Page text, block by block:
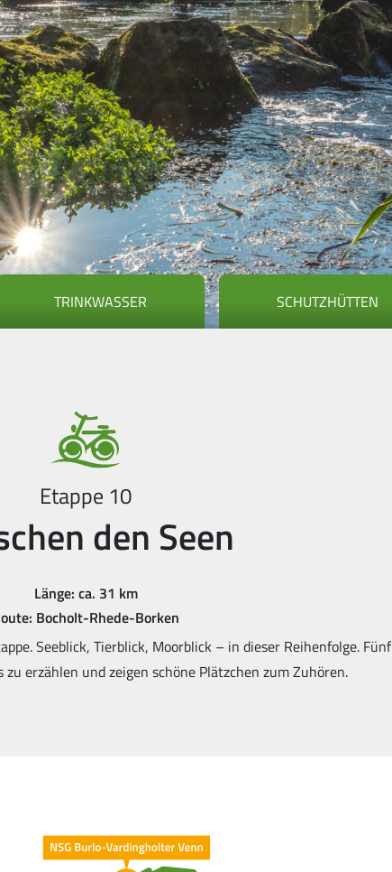
TRINKWASSER SCHUTZHÜTTEN
Etappe 10
den Seen
Länge: ca. 31 km
Bocholt-Rhede-Borken
Seeblick, Tierblick, Moorblick – in dieser Reihenfolge. Fünf
erzählen und zeigen schöne Plätzchen zum Zuhören.